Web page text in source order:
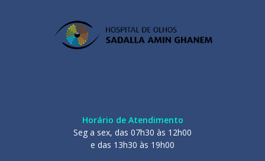
Horário de Atendimento
Seg a sex, das 07h30 às 12h00
e das 13h30 às 19h00